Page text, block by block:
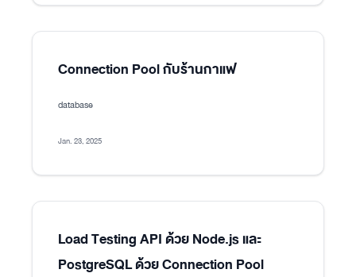
Connection Pool กับร้านกาแฟ
database
Jan. 23, 2025
Load Testing API ด้วย Node.js และ
PostgreSQL ด้วย Connection Pool